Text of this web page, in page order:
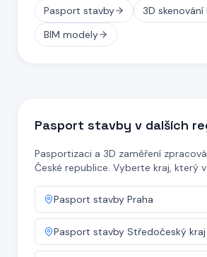
Pasport stavby
3D
BIM modely
Pasport stavby v dalších
Pasportizaci a 3D zaměření
České republice. Vyberte kraj, který
Pasport stavby Praha
Pasport stavby Středočeský kraj